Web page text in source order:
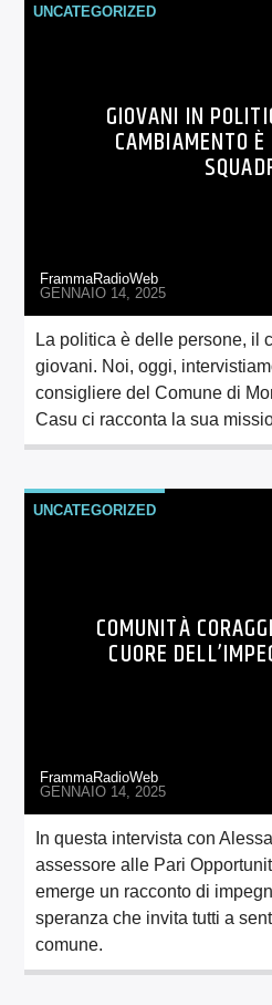
UNCATEGORIZED
GIOVANI IN
CAMBIAMENTO
FrammaRadioWeb
GENNAIO 14, 2025
La politica è delle persone, il
giovani. Noi, oggi,
consigliere del Comune di
Casu ci racconta la sua
UNCATEGORIZED
COMUNITÀ
CUORE
FrammaRadioWeb
GENNAIO 14, 2025
In questa intervista con
assessore alle Pari
emerge un racconto di
speranza che invita tutti a
comune.